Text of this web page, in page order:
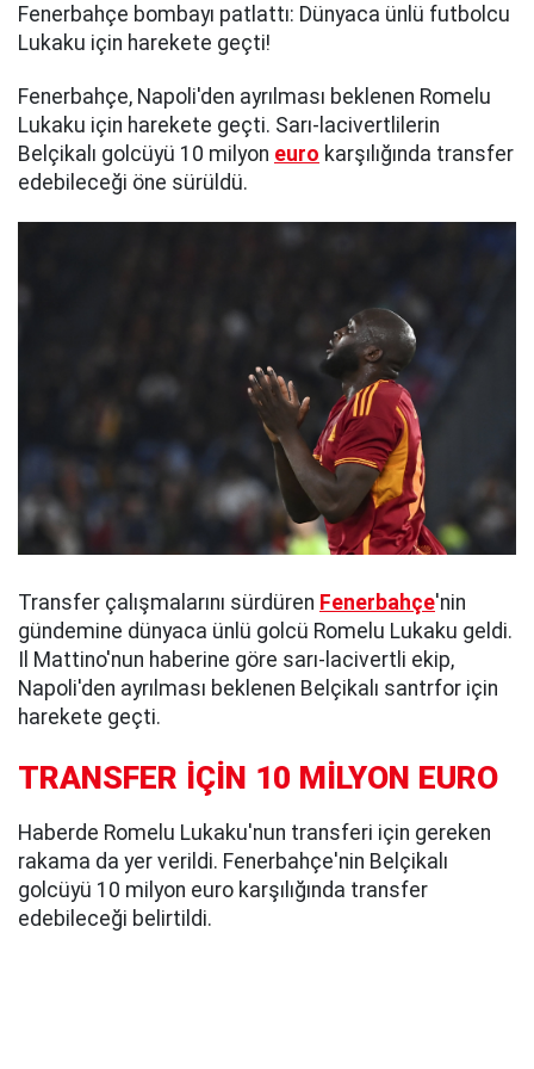
Fenerbahçe bombayı patlattı: Dünyaca ünlü futbolcu
Lukaku için harekete geçti!
Fenerbahçe, Napoli'den ayrılması beklenen Romelu
Lukaku için harekete geçti. Sarı-lacivertlilerin
Belçikalı golcüyü 10 milyon euro karşılığında transfer
edebileceği öne sürüldü.
Transfer çalışmalarını sürdüren Fenerbahçe'nin
gündemine dünyaca ünlü golcü Romelu Lukaku geldi.
Il Mattino'nun haberine göre sarı-lacivertli ekip,
Napoli'den ayrılması beklenen Belçikalı santrfor için
harekete geçti.
TRANSFER İÇİN 10 MİLYON EURO
Haberde Romelu Lukaku'nun transferi için gereken
rakama da yer verildi. Fenerbahçe'nin Belçikalı
golcüyü 10 milyon euro karşılığında transfer
edebileceği belirtildi.